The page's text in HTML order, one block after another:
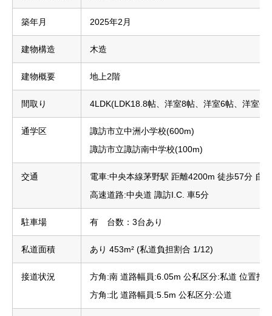
築年月 2025年2月
建物構造 木造
建物概要 地上2階
間取り 4LDK(LDK18.8帖、洋室8帖、洋室6帖、洋室6
通学区
諏訪市立中洲小学校(600m)
諏訪市立諏訪南中学校(100m)
交通
電車:中央本線茅野駅 距離4200m 徒歩57分 自
高速道路:中央道 諏訪I.C. 車5分
駐車場 有 台数：3台あり
私道面積 あり 453m² (私道負担割合 1/12)
接道状況
方角:南 道路幅員:6.05m 公私区分:私道 位置指
方角:北 道路幅員:5.5m 公私区分:公道